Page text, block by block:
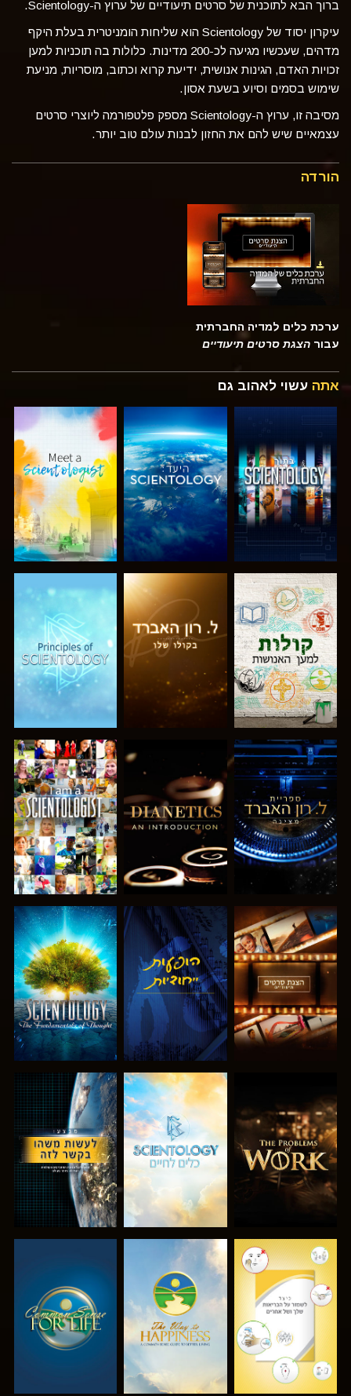
ברוך הבא לתוכנית של סרטים תיעודיים של ערוץ ה-Scientology.
עיקרון יסוד של Scientology הוא שליחות הומניטרית בעלת היקף
מדהים, שעכשיו מגיעה לכ-200 מדינות. כלולות בה תוכניות למען
זכויות האדם, הגינות אנושית, ידיעת קרוא וכתוב, מוסריות, מניעת
שימוש בסמים וסיוע בשעת אסון.
מסיבה זו, ערוץ ה-Scientology מספק פלטפורמה ליוצרי סרטים
עצמאיים שיש להם את החזון לבנות עולם טוב יותר.
הורדה
ערכת כלים למדיה החברתית
עבור הצגת סרטים תיעודיים
אתה עשוי לאהוב גם
בדוק את הסדרה בדוק את הסדרה בדוק את הסדרה
בדוק את הסדרה בדוק את הסדרה צפה
בדוק את הסדרה צפה בדוק את הסדרה
בדוק את הסדרה בדוק את הסדרה צפה
צפה צפה צפה